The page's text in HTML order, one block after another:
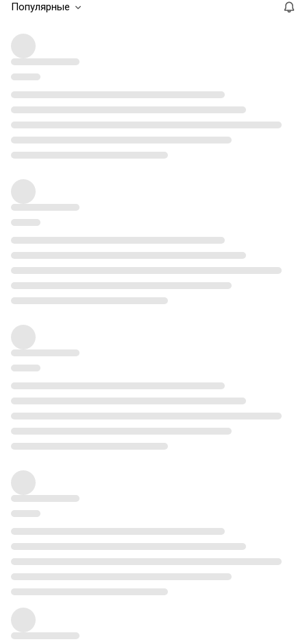
Популярные